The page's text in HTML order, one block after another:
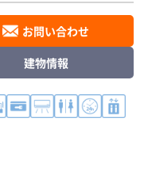
お問い合わせ
建物情報